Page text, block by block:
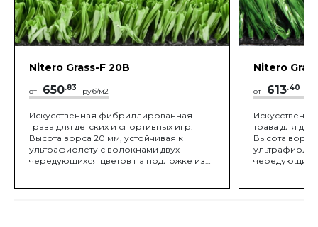
Nitero Grass-F 20B
от 650.83 руб/м2
Искусственная фибриллированная
трава для детских и спортивных игр.
Высота ворса 20 мм, устойчивая к
ультрафиолету с волокнами двух
чередующихся цветов на подложке из
Nitero
от 613.40
трава для
Высота ворса